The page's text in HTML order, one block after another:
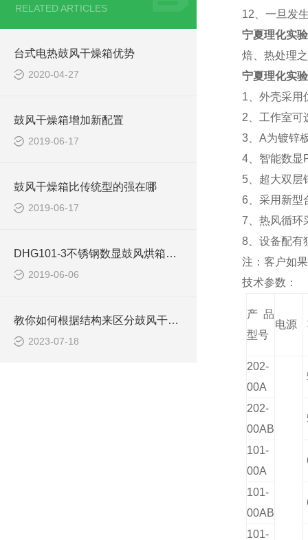
RELATED ARTICLES
台式电热鼓风干燥箱优势
2020-04-27
鼓风干燥箱增加新配置
2019-06-17
鼓风干燥箱比传统型的强在哪
2019-06-17
DHG101-3不锈钢数显鼓风烘箱使用注意事项
2019-06-06
教你如何根据结构来区分鼓风干燥箱
2023-07-18
12、一旦发
宁夏理化实
焙、热处理
宁夏理化实
1、外壳采用
2、工作室可
3、A为镀锌
4、 智能数显
5、超大双层
6、采用新型
7、热风循环
8、设备配有
注：客户如
技术参数：
产品
型号
电源
202-
00A
202-
00AB
101-
00A
101-
00AB
101-